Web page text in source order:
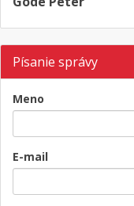
Písanie správy
Meno
E-mail